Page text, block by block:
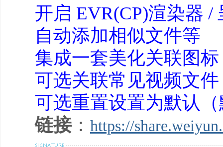
开启 EVR(CP)渲染器 /
自动添加相似文件等
集成一套美化关联图
可选关联常见视频文
可选重置设置为默认
链接： https://